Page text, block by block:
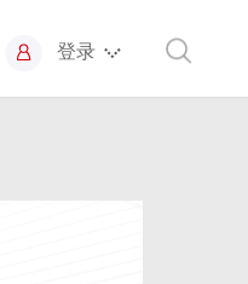
登录